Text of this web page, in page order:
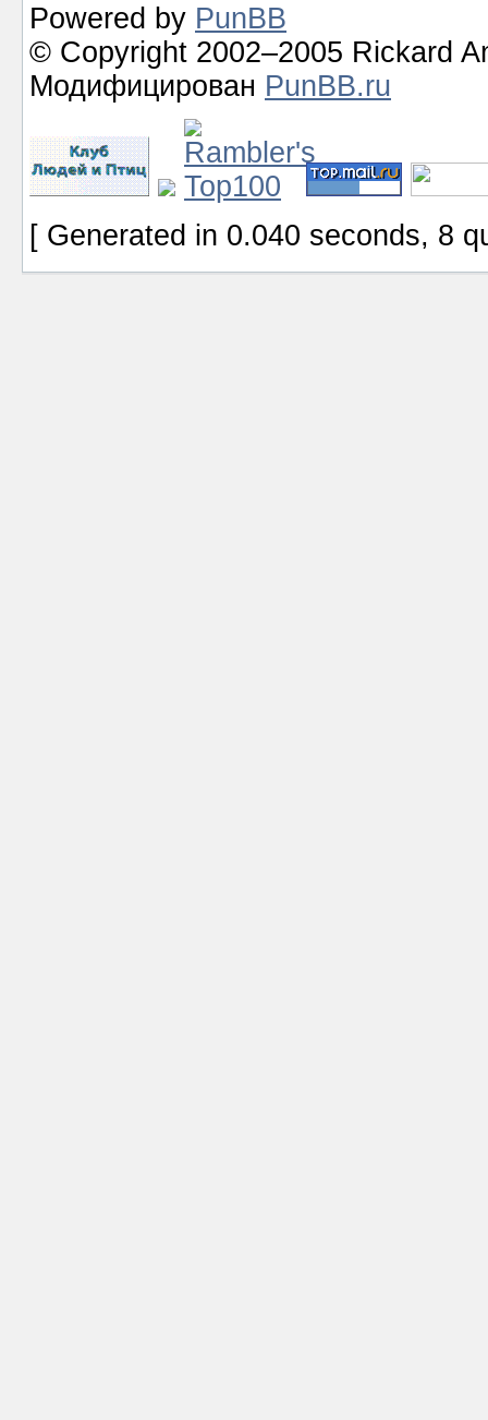
Powered by PunBB
© Copyright 2002–2005 Rickard
Модифицирован PunBB.ru
[ Generated in 0.040 seconds, 8